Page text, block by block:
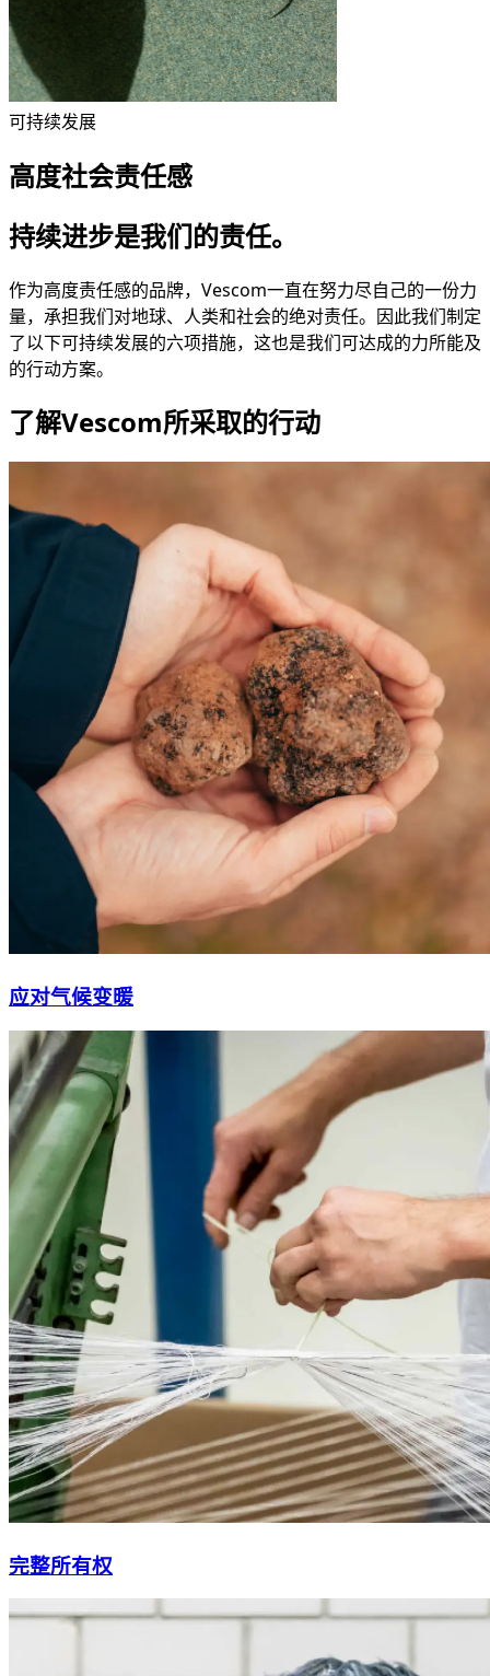
可持续发展
高度社会责任感
持续进步是我们的责任。
作为高度责任感的品牌，Vescom一直在努力尽自己的一份力
量，承担我们对地球、人类和社会的绝对责任。因此我们制定
了以下可持续发展的六项措施，这也是我们可达成的力所能及
的行动方案。
了解Vescom所采取的行动
应对气候变暖
完整所有权